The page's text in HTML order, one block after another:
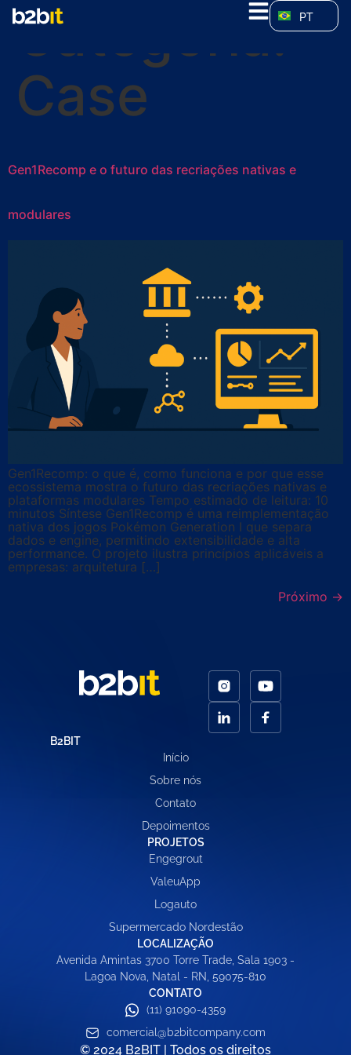
PT
Categoria:
Case
Gen1Recomp e o futuro das recriações nativas e
modulares
Gen1Recomp: o que é, como funciona e por que esse
ecossistema mostra o futuro das recriações nativas e
plataformas modulares Tempo estimado de leitura: 10
minutos Síntese Gen1Recomp é uma reimplementação
nativa dos jogos Pokémon Generation I que separa
dados e engine, permitindo extensibilidade e alta
performance. O projeto ilustra princípios aplicáveis a
empresas: arquitetura […]
Próximo →
B2BIT
Início
Sobre nós
Contato
Depoimentos
PROJETOS
Engegrout
ValeuApp
Logauto
Supermercado Nordestão
LOCALIZAÇÃO
Avenida Amintas 3700 Torre Trade, Sala 1903 -
Lagoa Nova, Natal - RN, 59075-810
CONTATO
(11) 91090-4359
comercial@b2bitcompany.com
© 2024 B2BIT | Todos os direitos